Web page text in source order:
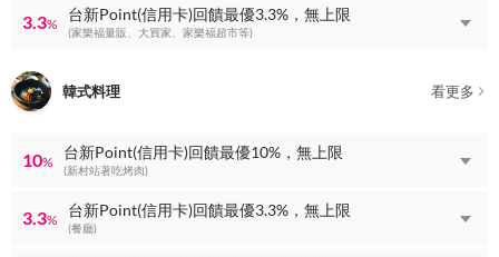
3.3%
台新Point(信用卡)回饋最優3.3%，無上限
(家樂福量販、大買家、家樂福超市等)
韓式料理 看更多
10%
台新Point(信用卡)回饋最優10%，無上限
(新村站著吃烤肉)
3.3%
台新Point(信用卡)回饋最優3.3%，無上限
(餐廳)